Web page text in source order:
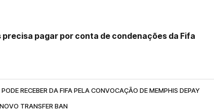
pagar por conta de condenações da Fifa
RECEBER DA FIFA PELA CONVOCAÇÃO DE MEMPHIS DEPAY
TRANSFER BAN